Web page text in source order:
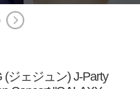
(ジェジュン) J-Party